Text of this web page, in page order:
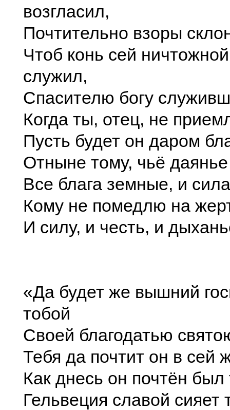
возгласил,
Почтительно взоры
Чтоб конь сей
служил,
Спасителю богу
Когда ты, отец, не
Пусть будет он даром
Отныне тому, чьё
Все блага земные, и
Кому не помедлю на
И силу, и честь, и
«Да будет же вышний
тобой
Своей благодатью
Тебя да почтит он в сей
Как днесь он почтён
Гельвеция славой сияет